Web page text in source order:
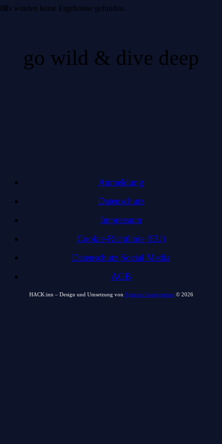
Es wurden keine Ergebnisse gefunden.
go wild & dive deep
Anmeldung
Datenschutz
Impressum
Cookie-Richtlinie (EU)
Datenschutz Social Media
AGB
HACK:inn – Design und Umsetzung von Agentur Baumgartner ©2026